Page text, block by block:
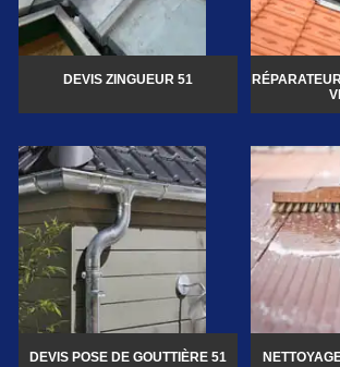
DEVIS ZINGUEUR 51
DEVIS POSE DE GOUTTIÈRE 51